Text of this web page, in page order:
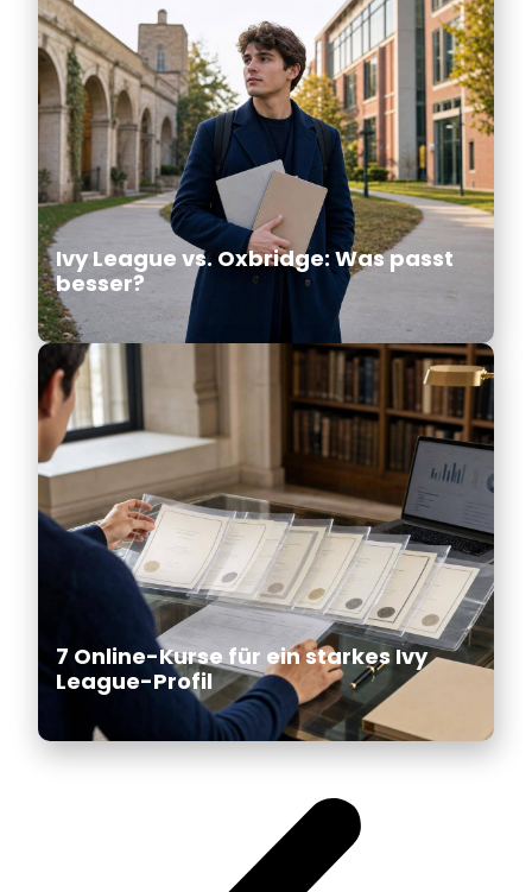
Ivy League vs. Oxbridge: Was passt
besser?
7 Online-Kurse für ein starkes Ivy
League-Profil